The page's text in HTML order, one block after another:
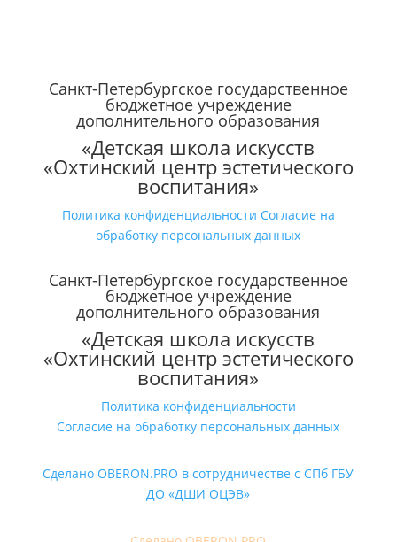
Санкт-Петербургское государственное
бюджетное учреждение
дополнительного образования
«Детская школа искусств
«Охтинский центр эстетического
воспитания»
Политика конфиденциальности Согласие на
обработку персональных данных
Санкт-Петербургское государственное
бюджетное учреждение
дополнительного образования
«Детская школа искусств
«Охтинский центр эстетического
воспитания»
Политика конфиденциальности
Согласие на обработку персональных данных
Сделано OBERON.PRO в сотрудничестве с СПб ГБУ
ДО «ДШИ ОЦЭВ»